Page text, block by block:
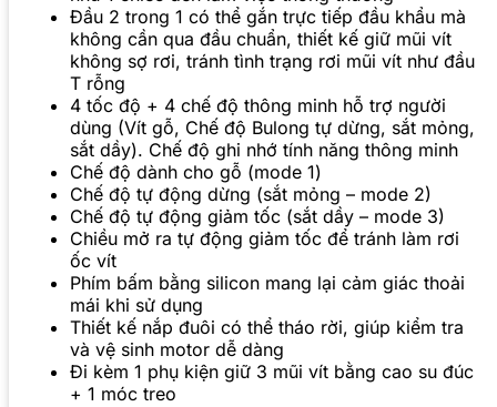
Đầu 2 trong 1 có thể gắn trực tiếp đầu khẩu mà
không cần qua đầu chuẩn, thiết kế giữ mũi vít
không sợ rơi, tránh tình trạng rơi mũi vít như đầu
T rỗng
4 tốc độ + 4 chế độ thông minh hỗ trợ người
dùng (Vít gỗ, Chế độ Bulong tự dừng, sắt mỏng,
sắt dầy). Chế độ ghi nhớ tính năng thông minh
Chế độ dành cho gỗ (mode 1)
Chế độ tự động dừng (sắt mỏng – mode 2)
Chế độ tự động giảm tốc (sắt dầy – mode 3)
Chiều mở ra tự động giảm tốc để tránh làm rơi
ốc vít
Phím bấm bằng silicon mang lại cảm giác thoải
mái khi sử dụng
Thiết kế nắp đuôi có thể tháo rời, giúp kiểm tra
và vệ sinh motor dễ dàng
Đi kèm 1 phụ kiện giữ 3 mũi vít bằng cao su đúc
+ 1 móc treo